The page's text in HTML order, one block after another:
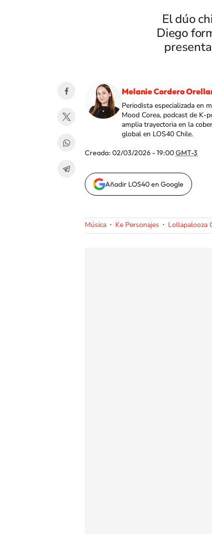
El dúo
Diego
Melanie Cordero
Periodista especializada en
Mood Corea, podcast de K-
amplia trayectoria en la
global en LOS40 Chile.
Creada: 02/03/2026 - 19:00GMT-3
Añadir LOS40 en Google
Música Ke Personajes Lollapalooza